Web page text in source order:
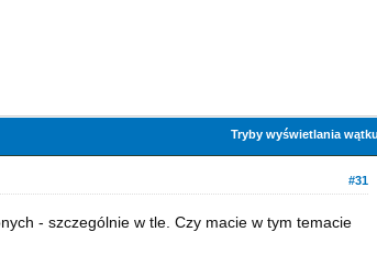
Tryby wyświetlania wątku
#31
- szczególnie w tle. Czy macie w tym temacie